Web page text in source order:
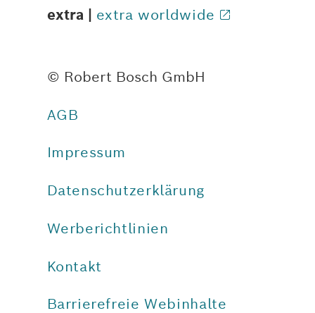
extra | extra worldwide
© Robert Bosch GmbH
AGB
Impressum
Datenschutzerklärung
Werberichtlinien
Kontakt
Barrierefreie Webinhalte